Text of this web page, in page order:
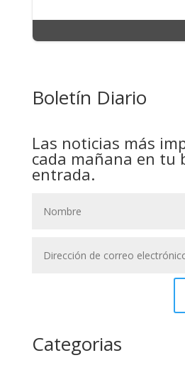
Boletín Diario
Las noticias más
cada mañana en tu
entrada.
Categorias